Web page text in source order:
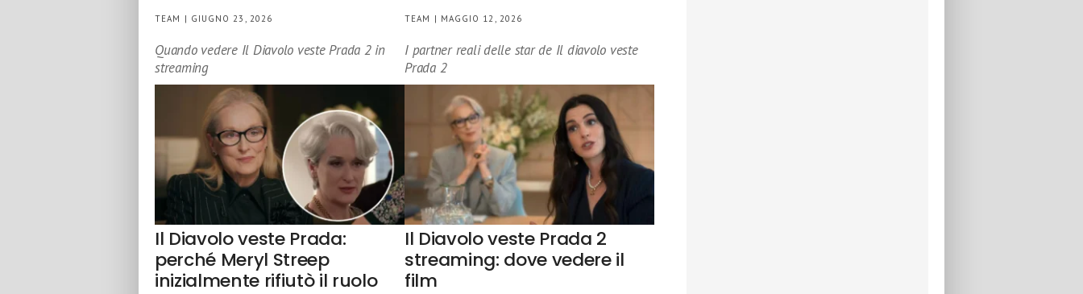
TEAM | GIUGNO 23, 2026
Quando vedere Il Diavolo veste Prada 2 in
streaming
TEAM | MAGGIO 12, 2026
I partner reali delle star de Il diavolo veste
Prada 2
Il Diavolo veste Prada:
perché Meryl Streep
inizialmente rifiutò il ruolo
Il Diavolo veste Prada 2
streaming: dove vedere il
film